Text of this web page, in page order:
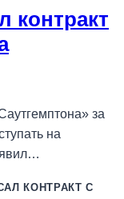
контракт
за
на
КОНТРАКТ С